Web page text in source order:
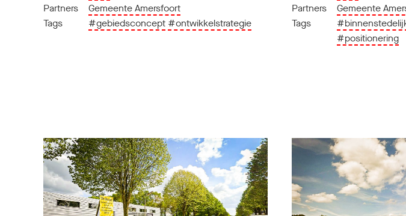
Partners
Gemeente Amersfoort
Tags
#gebiedsconcept #ontwikkelstrategie
Partners
Gemeente
Tags
#positionering